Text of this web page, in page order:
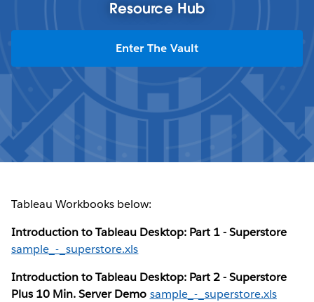
Resource Hub
Enter The Vault
Tableau Workbooks below:
Introduction to Tableau Desktop: Part 1 - Superstore
sample_-_superstore.xls
Introduction to Tableau Desktop: Part 2 - Superstore
Plus 10 Min. Server Demo sample_-_superstore.xls